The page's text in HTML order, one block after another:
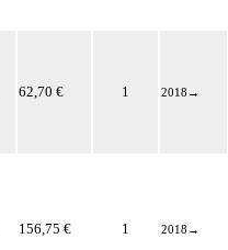
62,70 € 1 2018 →
156,75 € 1 2018 →